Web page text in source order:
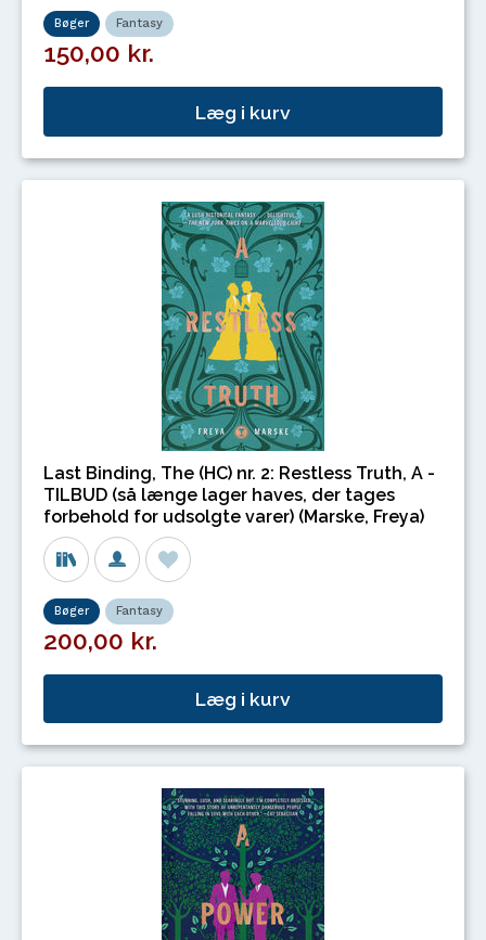
Bøger Fantasy
150,00 kr.
Læg i kurv
Last Binding, The (HC) nr. 2: Restless Truth, A -
TILBUD (så længe lager haves, der tages
forbehold for udsolgte varer) (Marske, Freya)
Bøger Fantasy
200,00 kr.
Læg i kurv